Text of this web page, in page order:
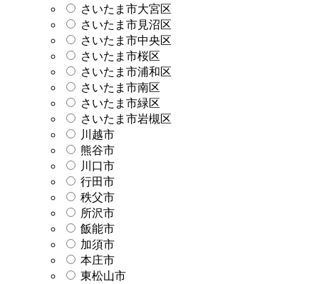
さいたま市大宮区
さいたま市見沼区
さいたま市中央区
さいたま市桜区
さいたま市浦和区
さいたま市南区
さいたま市緑区
さいたま市岩槻区
川越市
熊谷市
川口市
行田市
秩父市
所沢市
飯能市
加須市
本庄市
東松山市